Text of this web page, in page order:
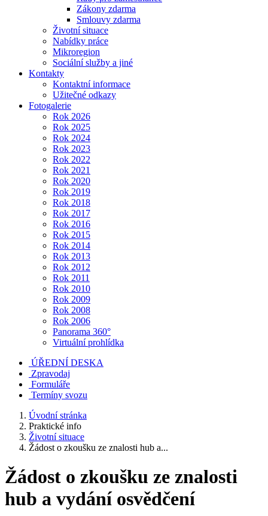
Zákony zdarma
Smlouvy zdarma
Životní situace
Nabídky práce
Mikroregion
Sociální služby a jiné
Kontakty
Kontaktní informace
Užitečné odkazy
Fotogalerie
Rok 2026
Rok 2025
Rok 2024
Rok 2023
Rok 2022
Rok 2021
Rok 2020
Rok 2019
Rok 2018
Rok 2017
Rok 2016
Rok 2015
Rok 2014
Rok 2013
Rok 2012
Rok 2011
Rok 2010
Rok 2009
Rok 2008
Rok 2006
Panorama 360°
Virtuální prohlídka
ÚŘEDNÍ DESKA
Zpravodaj
Formuláře
Termíny svozu
Úvodní stránka
Praktické info
Životní situace
Žádost o zkoušku ze znalosti hub a...
Žádost o zkoušku ze znalosti
hub a vydání osvědčení